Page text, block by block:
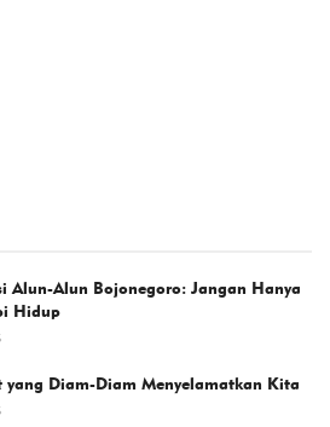
Alun-Alun Bojonegoro: Jangan Hanya
Hidup
yang Diam-Diam Menyelamatkan Kita